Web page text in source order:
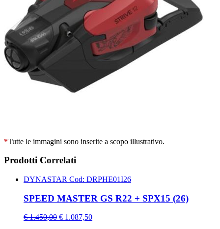
*Tutte le immagini sono inserite a scopo illustrativo.
Prodotti Correlati
DYNASTAR Cod: DRPHE01I26
SPEED MASTER GS R22 + SPX15 (26)
€ 1.450,00 € 1.087,50